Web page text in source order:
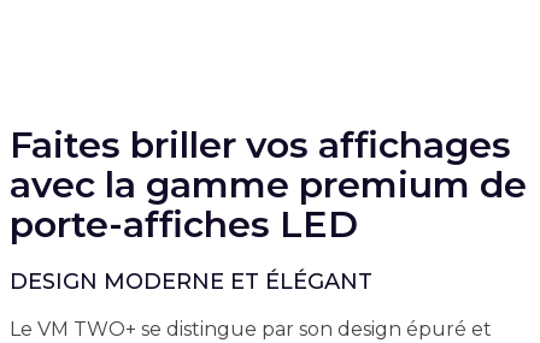
Faites briller vos affichages
avec la gamme premium de
porte-affiches LED
DESIGN MODERNE ET ÉLÉGANT
Le VM TWO+ se distingue par son design épuré et